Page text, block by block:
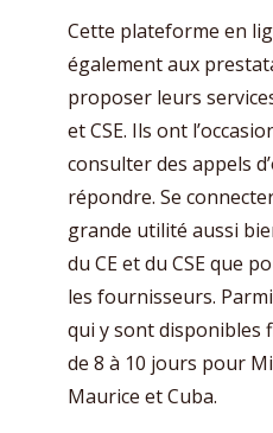
Cette plateforme en
également aux
proposer leurs
et CSE. Ils ont
consulter des appels
répondre. Se
grande utilité aussi
du CE et du CSE que
les fournisseurs.
qui y sont disponibles
de 8 à 10 jours pour
Maurice et Cuba.